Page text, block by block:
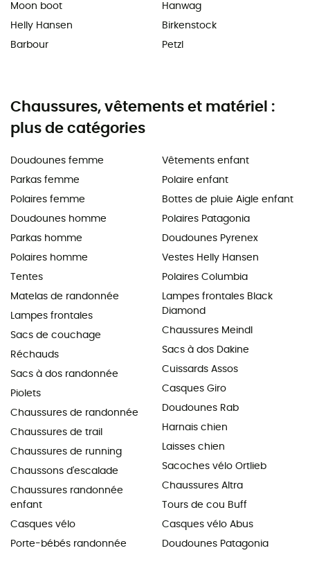
Moon boot
Helly Hansen
Barbour
Hanwag
Birkenstock
Petzl
Chaussures, vêtements et matériel :
plus de catégories
Doudounes femme
Parkas femme
Polaires femme
Doudounes homme
Parkas homme
Polaires homme
Tentes
Matelas de randonnée
Lampes frontales
Sacs de couchage
Réchauds
Sacs à dos randonnée
Piolets
Chaussures de randonnée
Chaussures de trail
Chaussures de running
Chaussons d'escalade
Chaussures randonnée
enfant
Casques vélo
Porte-bébés randonnée
Vêtements enfant
Polaire enfant
Bottes de pluie Aigle enfant
Polaires Patagonia
Doudounes Pyrenex
Vestes Helly Hansen
Polaires Columbia
Lampes frontales Black
Diamond
Chaussures Meindl
Sacs à dos Dakine
Cuissards Assos
Casques Giro
Doudounes Rab
Harnais chien
Laisses chien
Sacoches vélo Ortlieb
Chaussures Altra
Tours de cou Buff
Casques vélo Abus
Doudounes Patagonia